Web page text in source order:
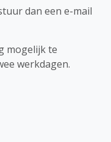
dan een e-mail
mogelijk te
werkdagen.